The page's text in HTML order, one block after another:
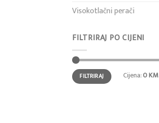
Visokotlačni perači
FILTRIRAJ PO CIJENI
Min
cijena
Maks
cijenaFILTRIRAJ Cijena:0 KM